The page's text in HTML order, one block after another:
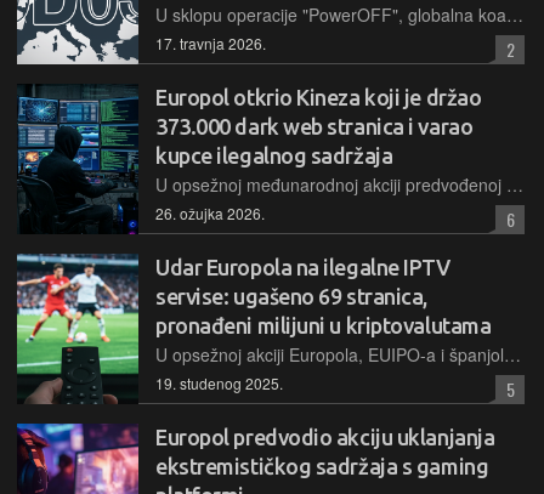
U sklopu operacije "PowerOFF", globalna koalicija policijskih agencija predvođena Europolom poslala je upozorenja tisućama korisnika DDoS usluga, izvršila uhićenja i ugasila desetke domena
17. travnja 2026. 2
Europol otkrio Kineza koji je držao
373.000 dark web stranica i varao
kupce ilegalnog sadržaja
U opsežnoj međunarodnoj akciji predvođenoj njemačkom policijom i Europolom, ugašen je ogroman broj stranica, identificirano 440 kupaca te je razotkriven 35-godišnji "mastermind" operacije iz Kine
26. ožujka 2026. 6
Udar Europola na ilegalne IPTV
servise: ugašeno 69 stranica,
pronađeni milijuni u kriptovalutama
U opsežnoj akciji Europola, EUIPO-a i španjolske policije protiv internetskog piratstva identificirano je 69 ilegalnih stranica te je praćeno kretanje kriptovaluta u vrijednosti od 47 milijuna eura
19. studenog 2025. 5
Europol predvodio akciju uklanjanja
ekstremističkog sadržaja s gaming